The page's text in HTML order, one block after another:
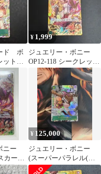
ド ボ
トパ
¥ 1,999
ジュエリー・ボニー
OP12-118 シークレッ
ト sec
ニー
カード
絆
¥ 125,000
ジュエリー・ボニー
(スーパーパラレル(コ
ミパラ)) OP12-118